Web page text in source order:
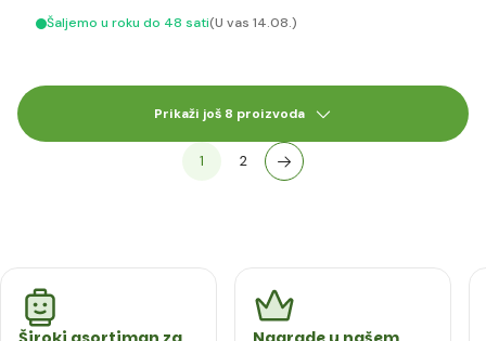
Šaljemo u roku do 48 sati(U vas 14.08.)
Prikaži još 8 proizvoda
1 2